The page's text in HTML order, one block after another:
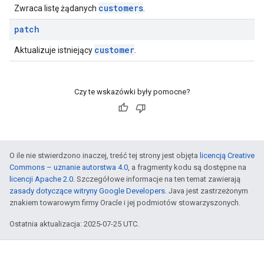
Zwraca listę żądanych customers
patch
Aktualizuje istniejący customer
Czy te wskazówki były pomocne?
O ile nie stwierdzono inaczej, treść tej strony jest objęta licencją Creative
Commons – uznanie autorstwa 4.0, a fragmenty kodu są dostępne na
licencji Apache 2.0. Szczegółowe informacje na ten temat zawierają
zasady dotyczące witryny Google Developers. Java jest zastrzeżonym
znakiem towarowym firmy Oracle i jej podmiotów stowarzyszonych.
Ostatnia aktualizacja: 2025-07-25 UTC.